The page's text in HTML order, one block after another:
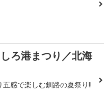
ろ港まつり／北海
五感で楽しむ釧路の夏祭り!!